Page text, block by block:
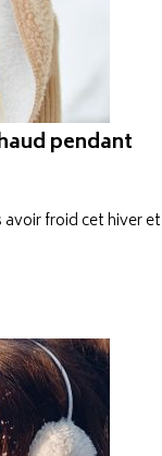
pendant
froid cet hiver et